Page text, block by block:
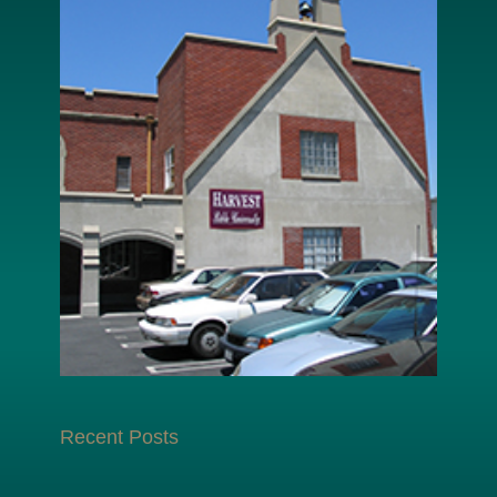
Recent Posts